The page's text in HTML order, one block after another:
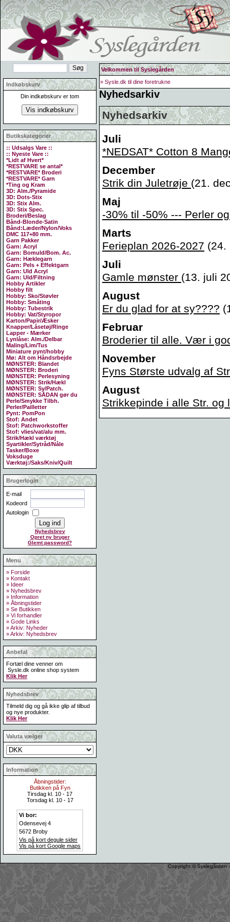
Indkøbskurv
Din indkøbskurv er tom
Butikskategorier
:: Udsalgs Vare ::
:: Nyeste Vare ::
*Lidt af Hvert*
*RESTVARE se antal*
*RESTVARE* Broderi
*RESTVARE* Garn
*Ting og Kram
3D: Alm./Pyramide
3D: Dots-Stix
3D: Stix Alm.
3D: Stix Spec.
Broderi/Beslag
Bånd-Blonde-Satin
Bånd:Læder/Nylon/Voks
DMC 117+80 mm.
Garn Pakker
Garn: Acryl
Garn: Bomuld/Bom. Ac.
Garn: Hæklegarn
Garn: Pels + Effektgarn
Garn: Uld Acryl
Garn: Uld/Filtning
Hobby Artikler
Hobby filt
Hobby: Sko/Støvler
Hobby: Småting
Hobby: Tubestrik
Hobby: Vat/Styropor
Karton/Papir/Æsker
Knapper/Låsetøj/Ringe
Lapper - Mærker
Lynlåse: Alm./Delbar
Maling/Lim/Tus
Miniature pynt/hobby
Mø: Alt om Håndsrbejde
MØNSTER: Blandet
MØNSTER: Broderi
MØNSTER: Perlesyning
MØNSTER: Strik/Hækl
MØNSTER: Sy/Patch.
MØNSTER: SÅDAN gør du
Perle/Smykke Tilbh.
Perler/Pailletter
Pynt: PomPon
Stof: Andet
Stof: Patchworkstoffer
Stof: vlies/vat/alu mm.
Strik/Hækl værktøj
Syartikler/Sytråd/Nåle
Tasker/Boxe
Voksduge
Værktøj:/Saks/Kniv/Quilt
Brugerlogin
E-mail
Kodeord
Autologin
Nyhedsbrev
Opret ny bruger
Glemt password?
Menu
» Forside
» Kontakt
» Ideer
» Nyhedsbrev
» Information
» Åbningstider
» Se Butikken
» Vi forhandler
» Gode Links
» Arkiv: Nyheder
» Arkiv: Nyhedsbrev
Anbefal
Fortæl dine venner om
Sysle.dk online shop system
Klik Her
Nyhedsbrev
Tilmeld dig og gå ikke glip af tilbud
og nye produkter.
Klik Her
Valuta vælger
Information
Åbningstider:
Butikken på Fyn
Tirsdag kl. 10 - 17
Torsdag kl. 10 - 17
Vi bor:
Odensevej 4
5672 Broby
Vis på kort degule sider
Vis på kort Google maps
Velkommen til Syslegården
» Sysle.dk til dine foretrukne
Nyhedsarkiv
Nyhedsarkiv
Juli
*NEDSAT* Cotton 8
December
Strik din Juletrøje (21.
Maj
-30% til -50% --- Perler
Marts
Ferieplan 2026-2027 (24.
Juli
Gamle mønster (13. juli
August
Er du glad for at sy????
Februar
Broderier til alle. Vær i
November
Fyns Største udvalg af
August
Strikkepinde i alle Str. og
Copyright © Syslegården